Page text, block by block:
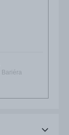
Bariéra